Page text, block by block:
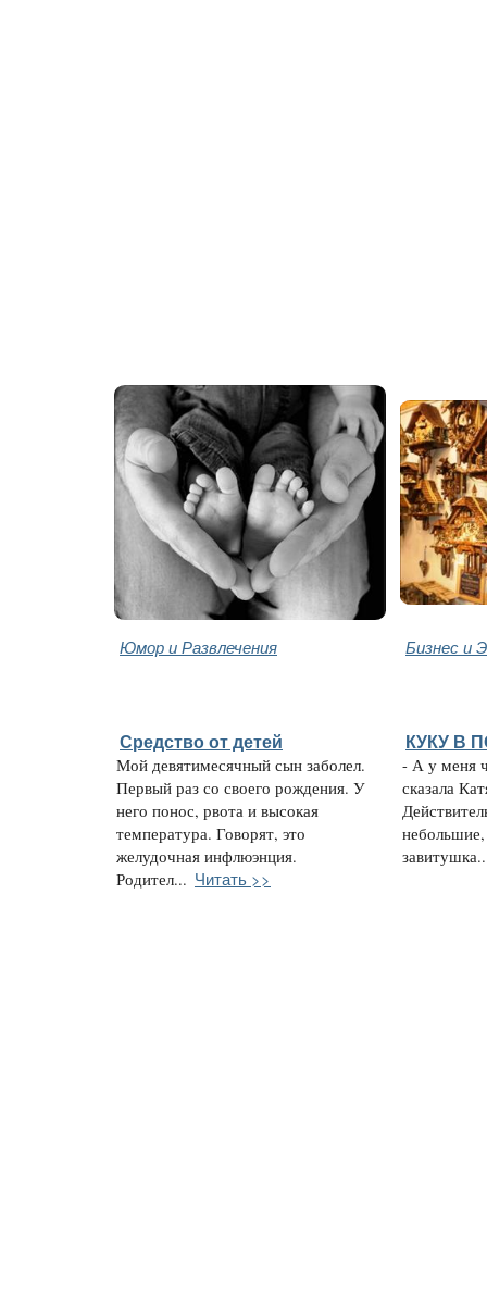
Юмор и Развлечения Бизнес и
Средство от детей
Мой девятимесячный сын заболел.
Первый раз со своего рождения. У
него понос, рвота и высокая
температура. Говорят, это
желудочная инфлюэнция.
Родител... Читать >>
КУКУ В
- А у меня
сказала